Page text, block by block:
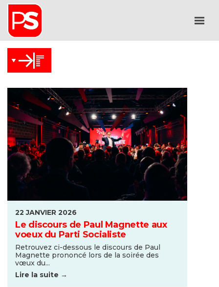
22 JANVIER 2026
Le discours de Paul Magnette aux
voeux du Parti Socialiste
Retrouvez ci-dessous le discours de Paul
Magnette prononcé lors de la soirée des
vœux du...
Lire la suite →